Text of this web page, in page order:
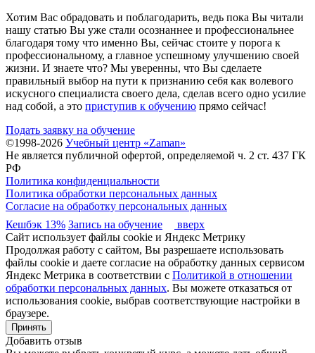
Хотим Вас обрадовать и поблагодарить, ведь пока Вы читали
нашу статью Вы уже стали осознаннее и профессиональнее
благодаря тому что именно Вы, сейчас стоите у порога к
профессиональному, а главное успешному улучшению своей
жизни. И знаете что? Мы уверенны, что Вы сделаете
правильный выбор на пути к признанию себя как волевого
искусного специалиста своего дела, сделав всего одно усилие
над собой, а это приступив к обучению прямо сейчас!
Подать заявку на обучение
©1998-2026 Учебный центр «Zaman»
Не является публичной офертой, определяемой ч. 2 ст. 437 ГК
РФ
Политика конфиденциальности
Политика обработки персональных данных
Согласие на обработку персональных данных
Кешбэк 13% Запись на обучение
вверх
Сайт использует файлы cookie и Яндекс Метрику
Продолжая работу с сайтом, Вы разрешаете использовать
файлы cookie и даете согласие на обработку данных сервисом
Яндекс Метрика в соответствии с Политикой в отношении
обработки персональных данных. Вы можете отказаться от
использования cookie, выбрав соответствующие настройки в
браузере.
Принять
Добавить отзыв